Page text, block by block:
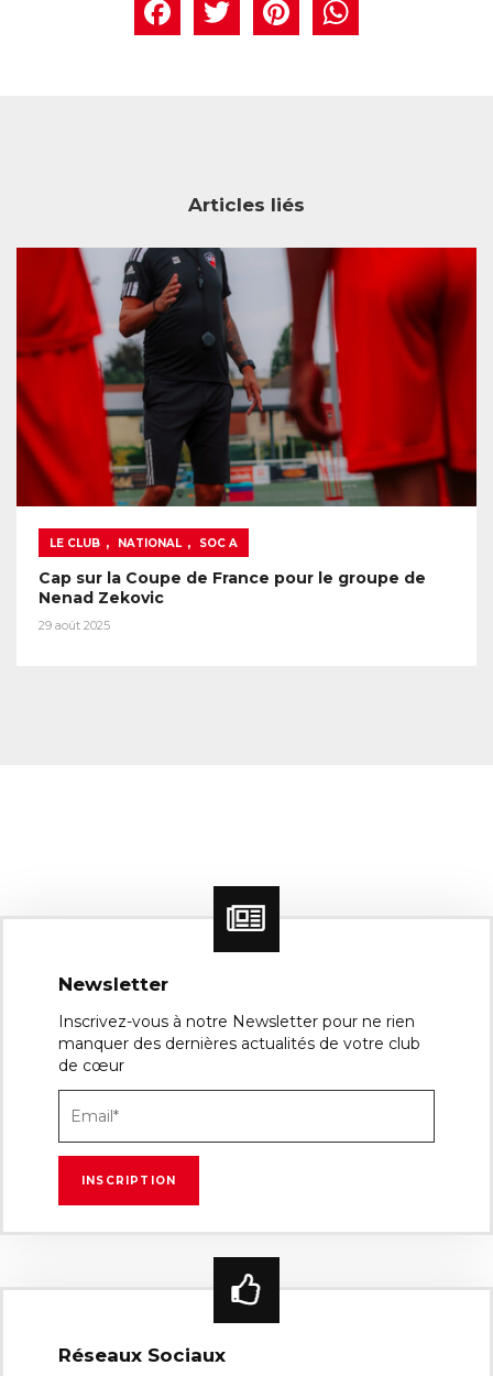
Articles liés
LE CLUB , NATIONAL , SOC A
Cap sur la Coupe de France pour le groupe de
Nenad Zekovic
29 août 2025
Newsletter
Inscrivez-vous à notre Newsletter pour ne rien
manquer des dernières actualités de votre club
de cœur
Réseaux Sociaux